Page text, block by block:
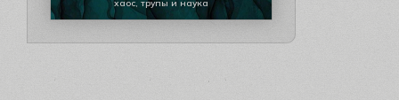
хаос, трупы и наука